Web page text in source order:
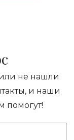
не нашли
и наши
помогут!